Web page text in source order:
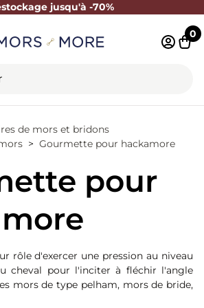
jusqu'à -70%
Fermer
0
de mors et bridons
Gourmette pour hackamore
pour
rôle d'exercer une pression au niveau
cheval pour l'inciter à fléchir l'angle
mors de type pelham, mors de bride,
est un accessoire indispensable